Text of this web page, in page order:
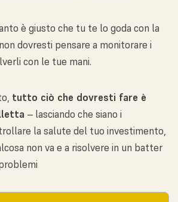
è giusto che tu te lo goda con la
dovresti pensare a monitorare i
con le tue mani.
tutto ciò che dovresti fare è
– lasciando che siano i
la salute del tuo investimento,
non va e a risolvere in un batter